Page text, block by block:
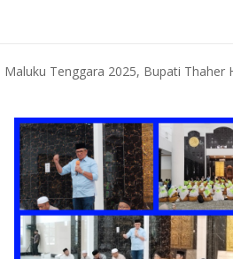
Maluku Tenggara 2025, Bupati Thaher